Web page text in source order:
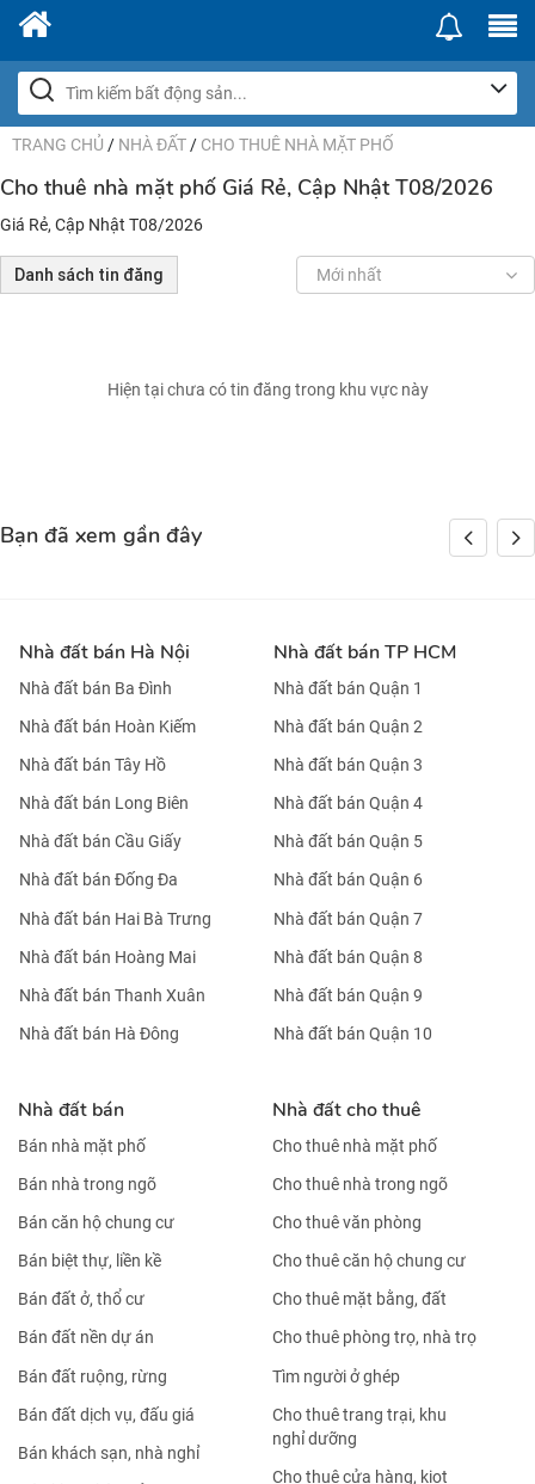
TRANG CHỦ / NHÀ ĐẤT / CHO THUÊ NHÀ MẶT PHỐ
Cho thuê nhà mặt phố Giá Rẻ, Cập Nhật T08/2026
Giá Rẻ, Cập Nhật T08/2026
Danh sách tin đăng Mới nhất
Hiện tại chưa có tin đăng trong khu vực này
Bạn đã xem gần đây
Nhà đất bán Hà Nội
Nhà đất bán Ba Đình
Nhà đất bán Hoàn Kiếm
Nhà đất bán Tây Hồ
Nhà đất bán Long Biên
Nhà đất bán Cầu Giấy
Nhà đất bán Đống Đa
Nhà đất bán Hai Bà Trưng
Nhà đất bán Hoàng Mai
Nhà đất bán Thanh Xuân
Nhà đất bán Hà Đông
Nhà đất bán TP HCM
Nhà đất bán Quận 1
Nhà đất bán Quận 2
Nhà đất bán Quận 3
Nhà đất bán Quận 4
Nhà đất bán Quận 5
Nhà đất bán Quận 6
Nhà đất bán Quận 7
Nhà đất bán Quận 8
Nhà đất bán Quận 9
Nhà đất bán Quận 10
Nhà đất bán
Bán nhà mặt phố
Bán nhà trong ngõ
Bán căn hộ chung cư
Bán biệt thự, liền kề
Bán đất ở, thổ cư
Bán đất nền dự án
Bán đất ruộng, rừng
Bán đất dịch vụ, đấu giá
Bán khách sạn, nhà nghỉ
Nhà đất cho thuê
Cho thuê nhà mặt phố
Cho thuê nhà trong ngõ
Cho thuê văn phòng
Cho thuê căn hộ chung cư
Cho thuê mặt bằng, đất
Cho thuê phòng trọ, nhà trọ
Tìm người ở ghép
Cho thuê trang trại, khu
nghỉ dưỡng
Cho thuê cửa hàng, kiot